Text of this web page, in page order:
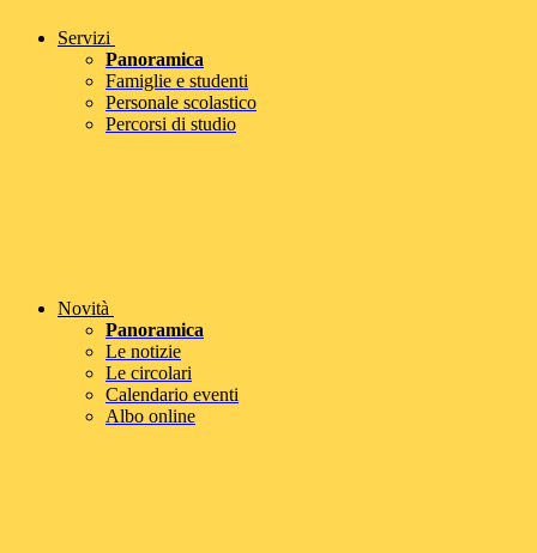
Servizi
Panoramica
Famiglie e studenti
Personale scolastico
Percorsi di studio
Novità
Panoramica
Le notizie
Le circolari
Calendario eventi
Albo online